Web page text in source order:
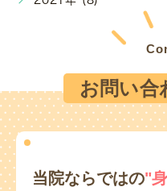
お問い合
当院ならではの"